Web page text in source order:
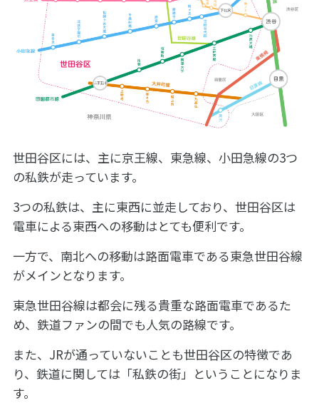
世田谷区には、主に京王線、東急線、小田急線の3つ
の私鉄が走っています。
3つの私鉄は、主に東西に並走しており、世田谷区は
電車による東西への移動はとても便利です。
一方で、南北への移動は路面電車である東急世田谷線
がメインとなります。
東急世田谷線は都会に残る貴重な路面電車であるた
め、鉄道ファンの間でも人気の路線です。
また、JRが通っていないことも世田谷区の特徴であ
り、鉄道に関しては「私鉄の街」ということになりま
す。